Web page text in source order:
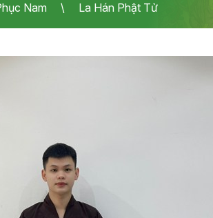
Nam La Hán Phật Tử